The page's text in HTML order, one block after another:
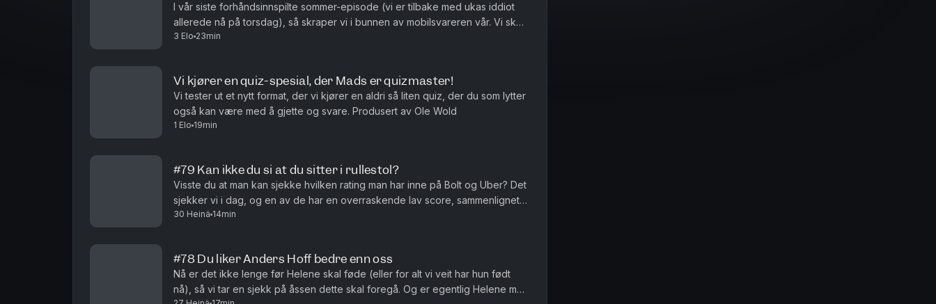
I vår siste forhåndsinnspilte sommer-episode (vi er tilbake med ukas iddiot
allerede nå på torsdag), så skraper vi i bunnen av mobilsvareren vår. Vi skal
innom alt fra ASMR, til det drøyeste spørsmåle...
3 Elo 23min
Vi kjører en quiz-spesial, der Mads er quizmaster!
Vi tester ut et nytt format, der vi kjører en aldri så liten quiz, der du som lytter
også kan være med å gjette og svare. Produsert av Ole Wold
1 Elo 19min
#79 Kan ikke du si at du sitter i rullestol?
Visste du at man kan sjekke hvilken rating man har inne på Bolt og Uber? Det
sjekker vi i dag, og en av de har en overraskende lav score, sammenlignet
med de andre. Ellers nærmer ferien seg over for d...
30 Heinä 14min
#78 Du liker Anders Hoff bedre enn oss
Nå er det ikke lenge før Helene skal føde (eller for alt vi veit har hun født
nå), så vi tar en sjekk på åssen dette skal foregå. Og er egentlig Helene mer